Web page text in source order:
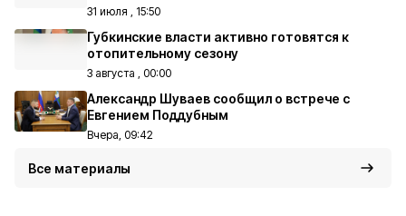
31 июля , 15:50
Губкинские власти активно готовятся к
отопительному сезону
3 августа , 00:00
Александр Шуваев сообщил о встрече с
Евгением Поддубным
Вчера, 09:42
Все материалы